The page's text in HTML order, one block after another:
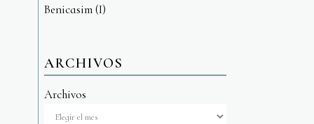
Benicasim (I)
ARCHIVOS
Archivos